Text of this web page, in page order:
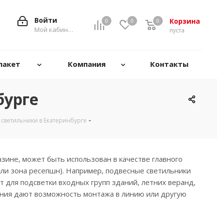
0 0 Корзина
0
пуста
0
Войти
Мой кабинет
Компания Контакты
в Екатеринбурге
может быть использован в качестве главного
зона ресепшн). Например, подвесные светильники
подсветки входных групп зданий, летних веранд,
дают возможность монтажа в линию или другую